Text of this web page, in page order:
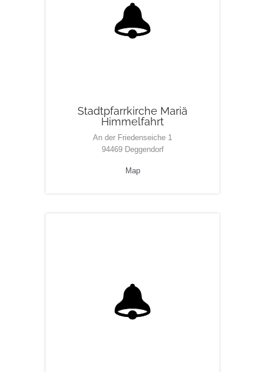

Stadtpfarrkirche Mariä
Himmelfahrt
An der Friedenseiche 1
94469 Deggendorf
Map
